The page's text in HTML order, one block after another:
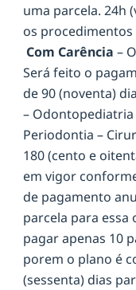
uma parcela. 24h
os
Com Carência –
Será feito o
de 90 (noventa)
– Odontopediatria
Periodontia –
180 (cento e
em vigor
de pagamento
parcela para essa
pagar apenas 10
porem o plano é
(sessenta) dias